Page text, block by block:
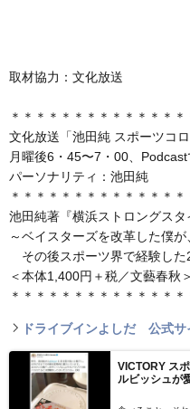
取材協力：文化放送
＊＊＊＊＊＊＊＊＊＊＊＊＊＊
文化放送「池田純 スポーツコロ
月曜後6・45〜7・00、
パーソナリティ：池田純
＊＊＊＊＊＊＊＊＊＊＊＊＊＊
池田純著『横浜ストロングス
～ベイスターズを改革した僕が
その後スポーツ界で経験した
＜本体1,400円＋税／文藝春秋＞
＊＊＊＊＊＊＊＊＊＊＊＊＊＊
ドライブインよしだ 公式サ
VICTORY ス
ルビッシュが